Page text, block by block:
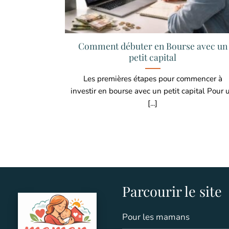
Comment débuter en Bourse avec un
petit capital
Les premières étapes pour commencer à
investir en bourse avec un petit capital Pour
[...]
Parcourir le site
Pour les mamans